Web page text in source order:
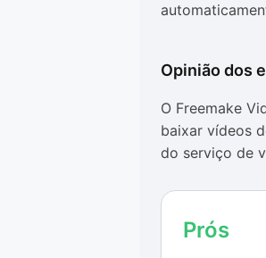
Opinião dos
O Freemake
baixar vídeos
do serviço de
É preciso
Prós